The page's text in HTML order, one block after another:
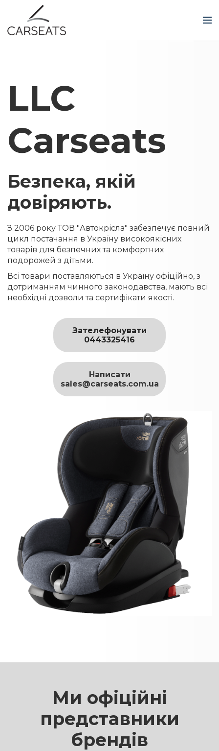
LLC
Carseats
Безпека, якій
довіряють.
З 2006 року ТОВ "Автокрісла" забезпечує повний
цикл постачання в Україну високоякісних
товарів для безпечних та комфортних
подорожей з дітьми.
Всі товари поставляються в Україну офіційно, з
дотриманням чинного законодавства, мають всі
необхідні дозволи та сертифікати якості.
Зателефонувати
0443325416
Написати
sales@carseats.com.ua
Ми офіційні
представники
брендів